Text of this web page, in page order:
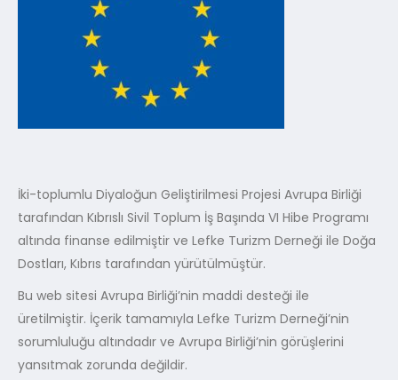
İki-toplumlu Diyaloğun Geliştirilmesi Projesi Avrupa Birliği
tarafından Kıbrıslı Sivil Toplum İş Başında VI Hibe Programı
altında finanse edilmiştir ve Lefke Turizm Derneği ile Doğa
Dostları, Kıbrıs tarafından yürütülmüştür.
Bu web sitesi Avrupa Birliği’nin maddi desteği ile
üretilmiştir. İçerik tamamıyla Lefke Turizm Derneği’nin
sorumluluğu altındadır ve Avrupa Birliği’nin görüşlerini
yansıtmak zorunda değildir.